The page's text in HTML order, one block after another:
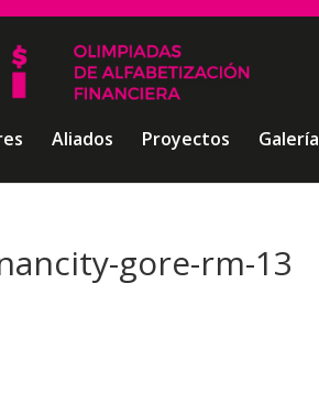
Aliados Proyectos Galería
gore-rm-13